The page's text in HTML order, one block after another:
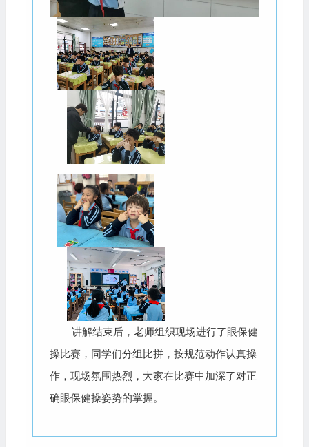
讲解结束后，老师组织现场进行了眼保健
操比赛，同学们分组比拼，按规范动作认真操
作，现场氛围热烈，大家在比赛中加深了对正
确眼保健操姿势的掌握。